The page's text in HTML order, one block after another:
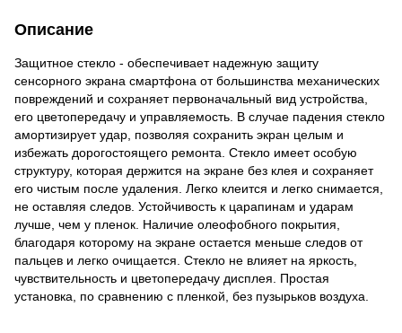
Описание
Защитное стекло - обеспечивает надежную защиту
сенсорного экрана смартфона от большинства механических
повреждений и сохраняет первоначальный вид устройства,
его цветопередачу и управляемость. В случае падения стекло
амортизирует удар, позволяя сохранить экран целым и
избежать дорогостоящего ремонта. Стекло имеет особую
структуру, которая держится на экране без клея и сохраняет
его чистым после удаления. Легко клеится и легко снимается,
не оставляя следов. Устойчивость к царапинам и ударам
лучше, чем у пленок. Наличие олеофобного покрытия,
благодаря которому на экране остается меньше следов от
пальцев и легко очищается. Стекло не влияет на яркость,
чувствительность и цветопередачу дисплея. Простая
установка, по сравнению с пленкой, без пузырьков воздуха.